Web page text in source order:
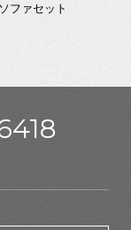
ファセット